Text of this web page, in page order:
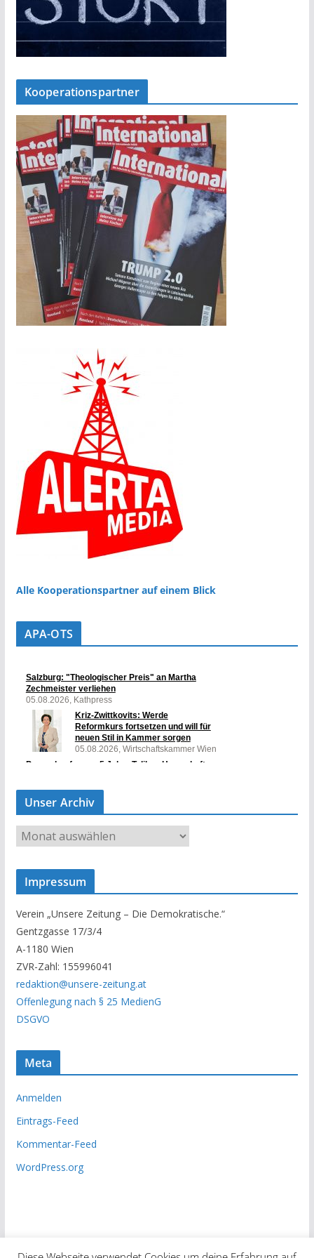
Kooperationspartner
Alle Kooperationspartner auf einem Blick
APA-OTS
Unser Archiv
U
s
A
r
c
h
i
v
Impressum
Verein „Unsere Zeitung – Die Demokratische.“
Gentzgasse 17/3/4
A-1180 Wien
ZVR-Zahl: 155996041
redaktion@unsere-zeitung.at
Offenlegung nach § 25 MedienG
DSGVO
Meta
Anmelden
Eintrags-Feed
Kommentar-Feed
WordPress.org